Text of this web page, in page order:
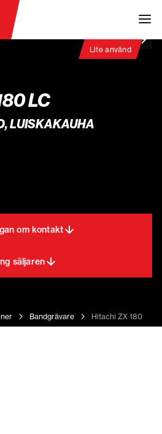
Lite använd
LC
LUISKAKAUHA
om kontakt
säljaren
Bandgrävare Hitachi ZX 180 LC